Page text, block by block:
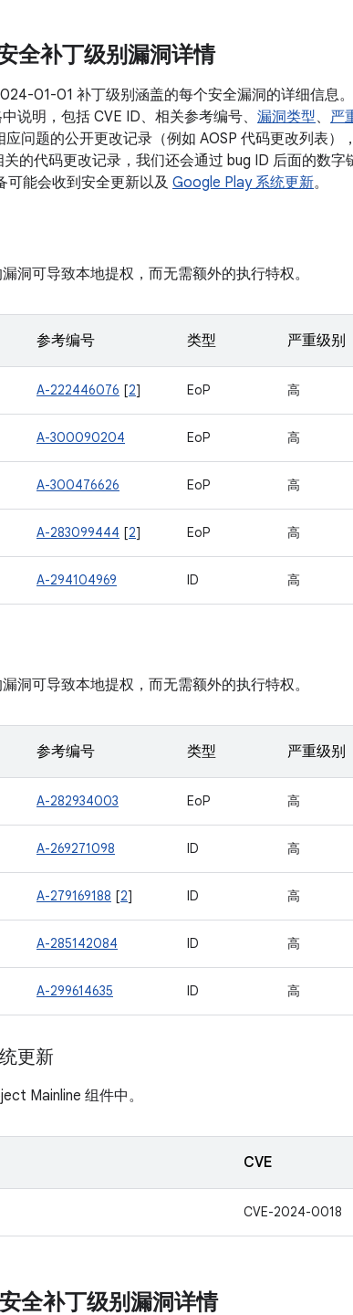
全补丁级别漏洞详情
01-01 补丁级别涵盖的每个安全漏洞的详细信息
说明，包括 CVE ID、相关参考编号、 漏洞类型、 严
问题的公开更改记录（例如 AOSP 代码更改列表）
的代码更改记录，我们还会通过 bug ID 后面的数
可能会收到安全更新以及 Google Play 系统更新。
洞可导致本地提权，而无需额外的执行特权。
参考编号 类型 严重级别
A-222446076 [2] EoP 高
A-300090204 EoP 高
A-300476626 EoP 高
A-283099444 [2] EoP 高
A-294104969 ID 高
洞可导致本地提权，而无需额外的执行特权。
参考编号 类型 严重级别
A-282934003 EoP 高
A-269271098 ID 高
A-279169188 [2] ID 高
A-285142084 ID 高
A-299614635 ID 高
更新
Mainline 组件中。
CVE
CVE-2024-0018
全补丁级别漏洞详情